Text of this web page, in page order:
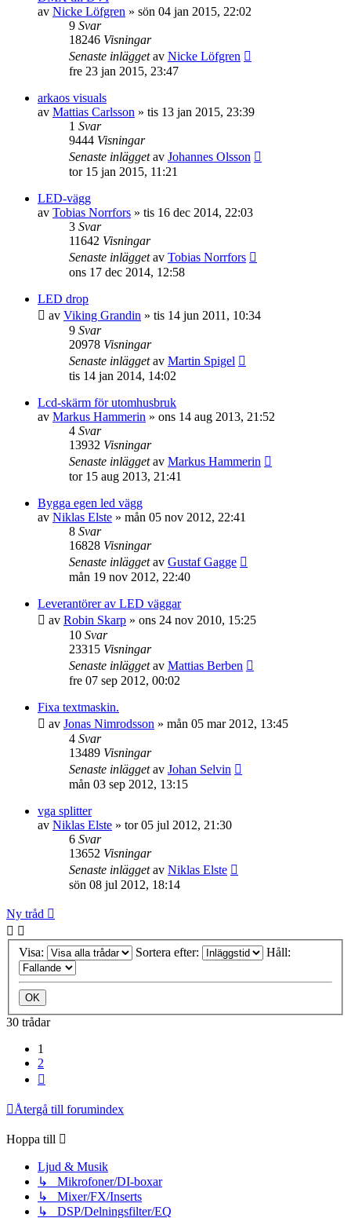
av Nicke Löfgren » sön 04 jan 2015, 22:02
9 Svar
18246 Visningar
Senaste inläggetav Nicke Löfgren
fre 23 jan 2015, 23:47
arkaos visuals
av Mattias Carlsson » tis 13 jan 2015, 23:39
1 Svar
9444 Visningar
Senaste inläggetav Johannes Olsson
tor 15 jan 2015, 11:21
LED-vägg
av Tobias Norrfors » tis 16 dec 2014, 22:03
3 Svar
11642 Visningar
Senaste inläggetav Tobias Norrfors
ons 17 dec 2014, 12:58
LED drop
av Viking Grandin » tis 14 jun 2011, 10:34
9 Svar
20978 Visningar
Senaste inläggetav Martin Spigel
tis 14 jan 2014, 14:02
Lcd-skärm för utomhusbruk
av Markus Hammerin » ons 14 aug 2013, 21:52
4 Svar
13932 Visningar
Senaste inläggetav Markus Hammerin
tor 15 aug 2013, 21:41
Bygga egen led vägg
av Niklas Elste » mån 05 nov 2012, 22:41
8 Svar
16828 Visningar
Senaste inläggetav Gustaf Gagge
mån 19 nov 2012, 22:40
Leverantörer av LED väggar
av Robin Skarp » ons 24 nov 2010, 15:25
10 Svar
23315 Visningar
Senaste inläggetav Mattias Berben
fre 07 sep 2012, 00:02
Fixa textmaskin.
av Jonas Nimrodsson » mån 05 mar 2012, 13:45
4 Svar
13489 Visningar
Senaste inläggetav Johan Selvin
mån 03 sep 2012, 13:15
vga splitter
av Niklas Elste » tor 05 jul 2012, 21:30
6 Svar
13652 Visningar
Senaste inläggetav Niklas Elste
sön 08 jul 2012, 18:14
Ny tråd
Visa: Sortera efter: Håll:
30 trådar
1
2
Återgå till forumindex
Hoppa till
Ljud & Musik
↳ Mikrofoner/DI-boxar
↳ Mixer/FX/Inserts
↳ DSP/Delningsfilter/EQ